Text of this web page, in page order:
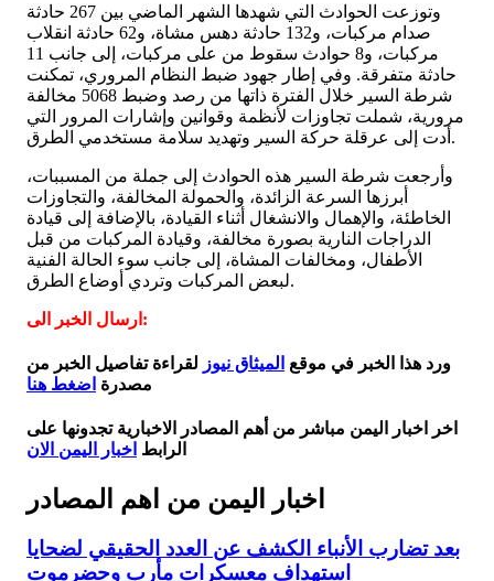
​وتوزعت الحوادث التي شهدها الشهر الماضي بين 267 حادثة
صدام مركبات، و132 حادثة دهس مشاة، و62 حادثة انقلاب
مركبات، و8 حوادث سقوط من على مركبات، إلى جانب 11
حادثة متفرقة. وفي إطار جهود ضبط النظام المروري، تمكنت
شرطة السير خلال الفترة ذاتها من رصد وضبط 5068 مخالفة
مرورية، شملت تجاوزات لأنظمة وقوانين وإشارات المرور التي
أدت إلى عرقلة حركة السير وتهديد سلامة مستخدمي الطرق.
​وأرجعت شرطة السير هذه الحوادث إلى جملة من المسببات،
أبرزها السرعة الزائدة، والحمولة المخالفة، والتجاوزات
الخاطئة، والإهمال والانشغال أثناء القيادة، بالإضافة إلى قيادة
الدراجات النارية بصورة مخالفة، وقيادة المركبات من قبل
الأطفال، ومخالفات المشاة، إلى جانب سوء الحالة الفنية
لبعض المركبات وتردي أوضاع الطرق.
ارسال الخبر الى:
ورد هذا الخبر في موقع الميثاق نيوز لقراءة تفاصيل الخبر من
مصدرة اضغط هنا
اخر اخبار اليمن مباشر من أهم المصادر الاخبارية تجدونها على
الرابط اخبار اليمن الان
اخبار اليمن من اهم المصادر
بعد تضارب الأنباء الكشف عن العدد الحقيقي لضحايا
استهداف معسكرات مأرب وحضرموت